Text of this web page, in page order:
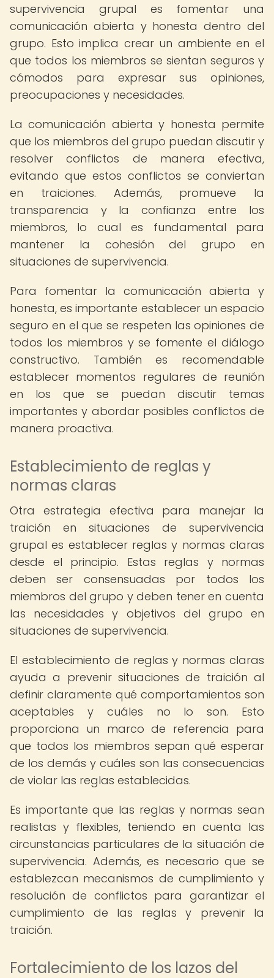
supervivencia grupal es fomentar una
comunicación abierta y honesta dentro del
grupo. Esto implica crear un ambiente en el
que todos los miembros se sientan seguros y
cómodos para expresar sus opiniones,
preocupaciones y necesidades.
La comunicación abierta y honesta permite
que los miembros del grupo puedan discutir y
resolver conflictos de manera efectiva,
evitando que estos conflictos se conviertan
en traiciones. Además, promueve la
transparencia y la confianza entre los
miembros, lo cual es fundamental para
mantener la cohesión del grupo en
situaciones de supervivencia.
Para fomentar la comunicación abierta y
honesta, es importante establecer un espacio
seguro en el que se respeten las opiniones de
todos los miembros y se fomente el diálogo
constructivo. También es recomendable
establecer momentos regulares de reunión
en los que se puedan discutir temas
importantes y abordar posibles conflictos de
manera proactiva.
Establecimiento de reglas y
normas claras
Otra estrategia efectiva para manejar la
traición en situaciones de supervivencia
grupal es establecer reglas y normas claras
desde el principio. Estas reglas y normas
deben ser consensuadas por todos los
miembros del grupo y deben tener en cuenta
las necesidades y objetivos del grupo en
situaciones de supervivencia.
El establecimiento de reglas y normas claras
ayuda a prevenir situaciones de traición al
definir claramente qué comportamientos son
aceptables y cuáles no lo son. Esto
proporciona un marco de referencia para
que todos los miembros sepan qué esperar
de los demás y cuáles son las consecuencias
de violar las reglas establecidas.
Es importante que las reglas y normas sean
realistas y flexibles, teniendo en cuenta las
circunstancias particulares de la situación de
supervivencia. Además, es necesario que se
establezcan mecanismos de cumplimiento y
resolución de conflictos para garantizar el
cumplimiento de las reglas y prevenir la
traición.
Fortalecimiento de los lazos del